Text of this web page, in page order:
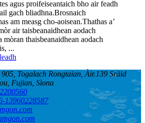
agus proifeiseantaich bho air feadh
gach bliadhna.Brosnaich
am measg cho-aoisean.Thathas a’
air taisbeanaidhean aodach
mòran thaisbeanaidhean aodach
...
905, Togalach Rongtaian, Àir.139 Sràid
Fujian, Sìona
13960228587